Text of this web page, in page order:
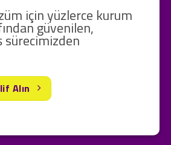
için yüzlerce kurum
güvenilen,
sürecimizden
Alın